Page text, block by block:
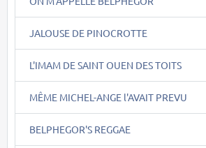
JALOUSE DE PINOCROTTE
L'IMAM DE SAINT OUEN DES TOITS
MÊME MICHEL-ANGE l'AVAIT PREVU
BELPHEGOR'S REGGAE